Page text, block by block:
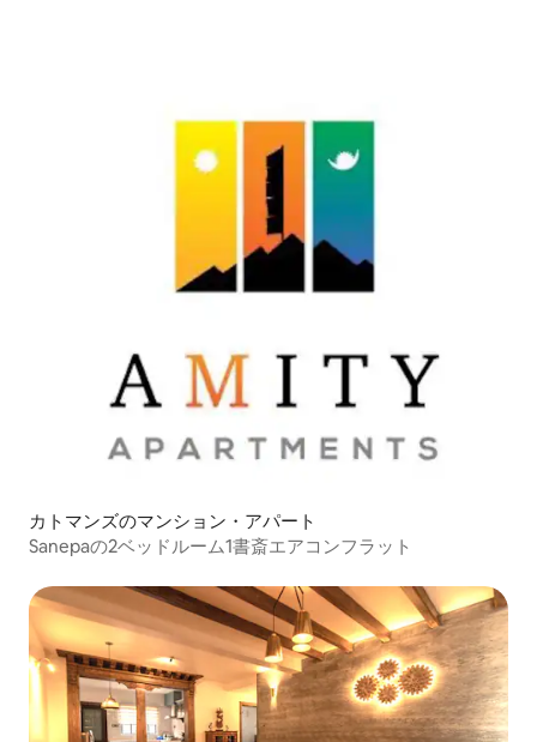
カトマンズのマンション・アパート
Sanepaの2ベッドルーム1書斎エアコンフラット